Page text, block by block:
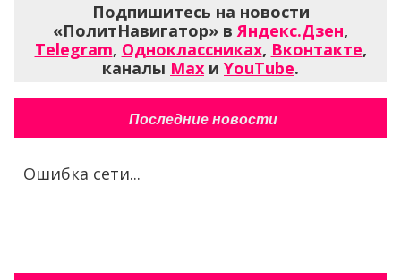
Подпишитесь на новости
«ПолитНавигатор» вЯндекс.Дзен,
Telegram, Одноклассниках, Вконтакте,
каналы Max и YouTube.
Последние новости
Ошибка сети...